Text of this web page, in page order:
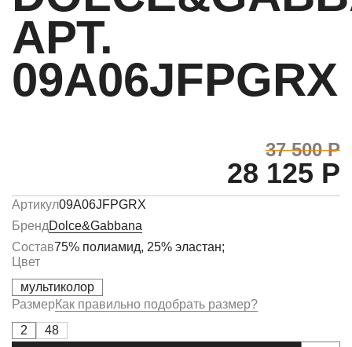
АРТ.
09A06JFPGRX
37 500 Р
28 125 Р
Артикул09A06JFPGRX
БрендDolce&Gabbana
Состав75% полиамид, 25% эластан;
Цвет
мультиколор
РазмерКак правильно подобрать размер?
2
48